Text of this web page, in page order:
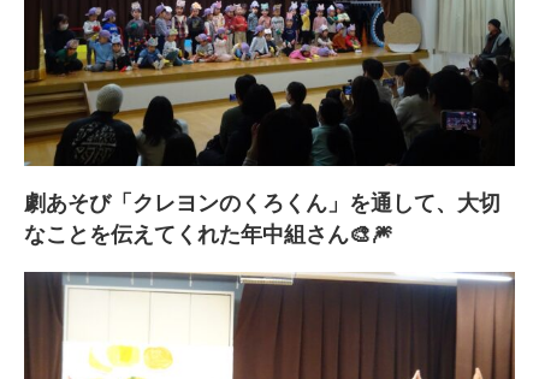
劇あそび「クレヨンのくろくん」を通して、大切
なことを伝えてくれた年中組さん🎨🎆